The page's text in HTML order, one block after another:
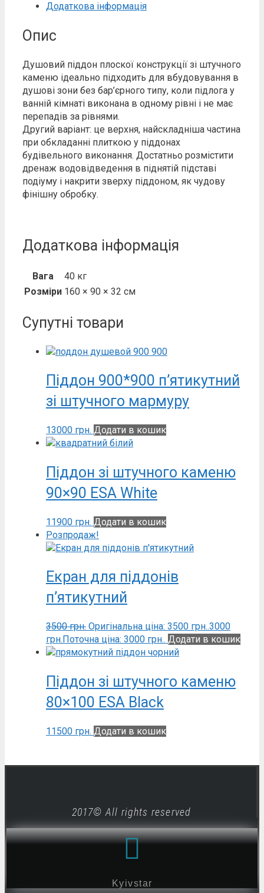
Додаткова інформація
Опис
Душовий піддон плоскої конструкції зі штучного
каменю ідеально підходить для вбудовування в
душові зони без бар’єрного типу, коли підлога у
ванній кімнаті виконана в одному рівні і не має
перепадів за рівнями.
Другий варіант: це верхня, найскладніша частина
при обкладанні плиткою у піддонах
будівельного виконання. Достатньо розмістити
дренаж водовідведення в піднятій підставі
подіуму і накрити зверху піддоном, як чудову
фінішну обробку.
Додаткова інформація
Вага
40 кг
Розміри 160 × 90 × 32 см
Супутні товари
Піддон 900*900 п’ятикутний
зі штучного мармуру
13000 грн. Додати в кошик
Піддон зі штучного каменю
90×90 ESA White
11900 грн. Додати в кошик
Розпродаж!
Екран для піддонів
п’ятикутний
3500грн. Оригінальна ціна: 3500 грн..3000
грн.Поточна ціна: 3000 грн.. Додати в кошик
Піддон зі штучного каменю
80×100 ESA Black
11500 грн. Додати в кошик
2017© All rights reserved
Kyivstar